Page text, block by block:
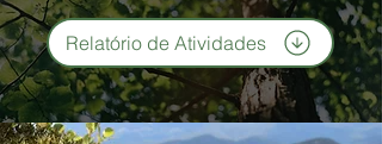
Relatório de Atividades